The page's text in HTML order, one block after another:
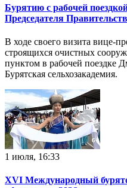
Бурятию с рабочей
Председателя
В ходе своего визита вице-
строящихся очистных
пунктом в рабочей поездке
Бурятская сельхозакадемия.
1 июля, 16:33
XVI Международный